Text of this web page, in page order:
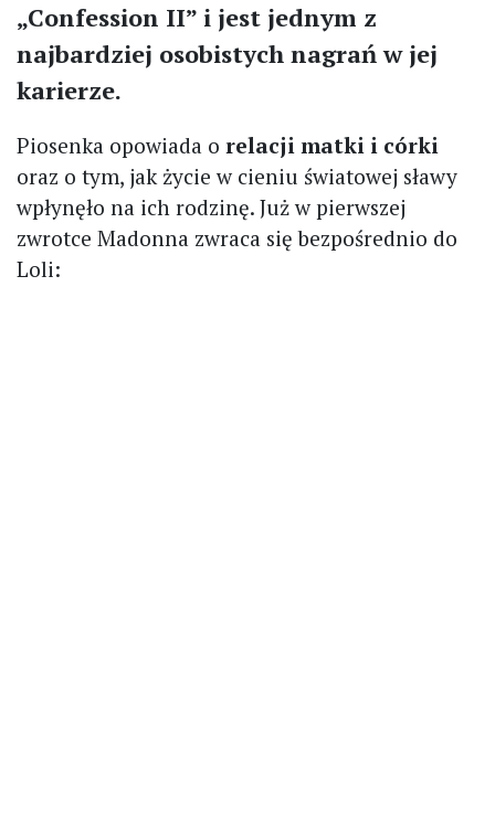
„Confession II” i jest jednym z
najbardziej osobistych nagrań w jej
karierze.
Piosenka opowiada o relacji matki i córki
oraz o tym, jak życie w cieniu światowej sławy
wpłynęło na ich rodzinę. Już w pierwszej
zwrotce Madonna zwraca się bezpośrednio do
Loli: